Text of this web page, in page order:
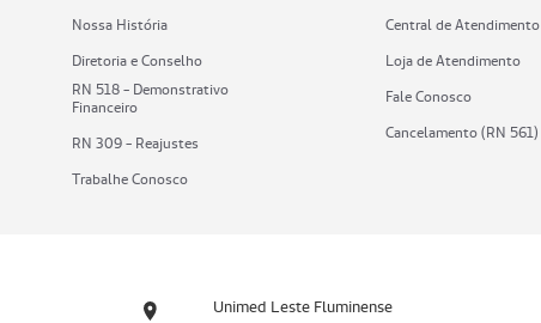
Nossa História
Diretoria e Conselho
RN 518 - Demonstrativo
Financeiro
RN 309 - Reajustes
Trabalhe Conosco
Central de Atendimento
Loja de Atendimento
Fale Conosco
Cancelamento (RN 561)
Unimed Leste Fluminense